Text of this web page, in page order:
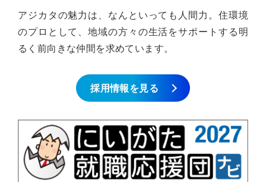
アジカタの魅力は、なんといっても人間力。住環境
のプロとして、地域の方々の生活をサポートする明
るく前向きな仲間を求めています。
採用情報を見る